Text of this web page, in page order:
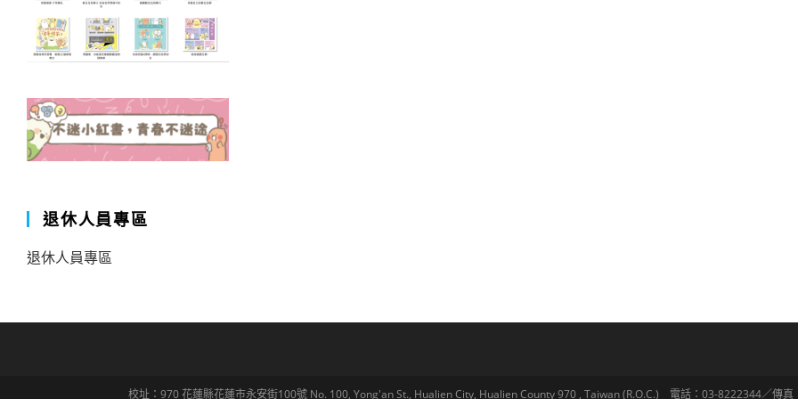
退休人員專區
退休人員專區
校址：970 花蓮縣花蓮市永安街100號 No. 100, Yong'an St., Hualien City, Hualien County 970 , Taiwan (R.O.C.) 電話：03-8222344／傳